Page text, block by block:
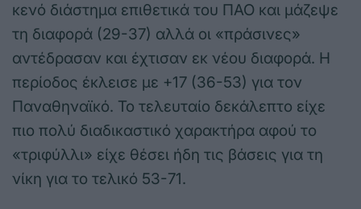
κενό διάστημα επιθετικά του ΠΑΟ και μάζεψε
τη διαφορά (29-37) αλλά οι «πράσινες»
αντέδρασαν και έχτισαν εκ νέου διαφορά. Η
περίοδος έκλεισε με +17 (36-53) για τον
Παναθηναϊκό. Το τελευταίο δεκάλεπτο είχε
πιο πολύ διαδικαστικό χαρακτήρα αφού το
«τριφύλλι» είχε θέσει ήδη τις βάσεις για τη
νίκη για το τελικό 53-71.